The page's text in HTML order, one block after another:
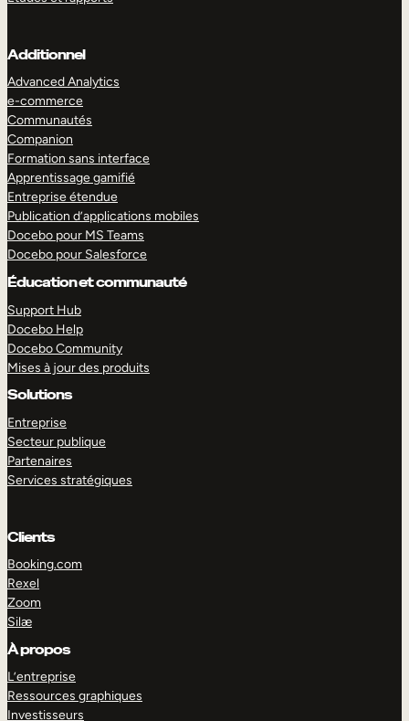
Additionnel
Advanced Analytics
e-commerce
Communautés
Companion
Formation sans interface
Apprentissage gamifié
Entreprise étendue
Publication d’applications mobiles
Docebo pour MS Teams
Docebo pour Salesforce
Éducation et communauté
Support Hub
Docebo Help
Docebo Community
Mises à jour des produits
Solutions
Entreprise
Secteur publique
Partenaires
Services stratégiques
Clients
Booking.com
Rexel
Zoom
Silæ
À propos
L’entreprise
Ressources graphiques
Investisseurs